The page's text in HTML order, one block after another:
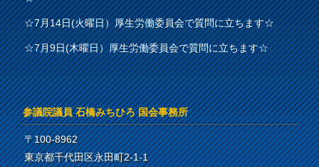
☆7月14日(火曜日）厚生労働委員会で質問に立ちます☆
☆7月9日(木曜日）厚生労働委員会で質問に立ちます☆
参議院議員 石橋みちひろ 国会事務所
〒100-8962
東京都千代田区永田町2-1-1